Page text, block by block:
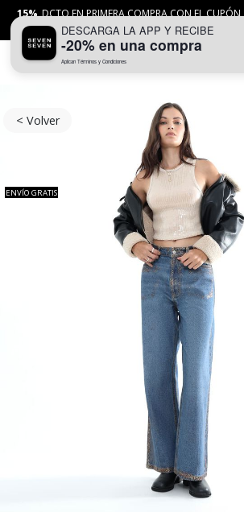
15% DCTO EN PRIMERA COMPRA CON EL CUPÓN
APLICANTYC
< Volver
ENVÍO GRATIS
DESCARGA LA APP Y RECIBE
-20% en una compra
Aplican Términos y Condiciones